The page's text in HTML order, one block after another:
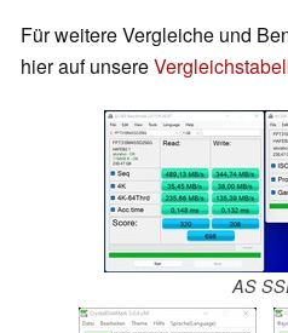
Für weitere Vergleiche und
hier auf unsere
AS